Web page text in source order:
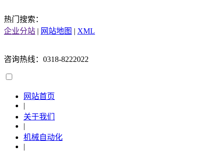
热门搜索：
企业分站 | 网站地图 | XML
咨询热线：0318-8222022
网站首页
|
关于我们
|
机械自动化
|